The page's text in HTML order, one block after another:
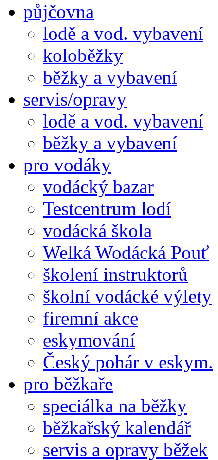
půjčovna
lodě a vod. vybavení
koloběžky
běžky a vybavení
servis/opravy
lodě a vod. vybavení
běžky a vybavení
pro vodáky
vodácký bazar
Testcentrum lodí
vodácká škola
Welká Wodácká Pouť
školení instruktorů
školní vodácké výlety
firemní akce
eskymování
Český pohár v eskym.
pro běžkaře
speciálka na běžky
běžkařský kalendář
servis a opravy běžek